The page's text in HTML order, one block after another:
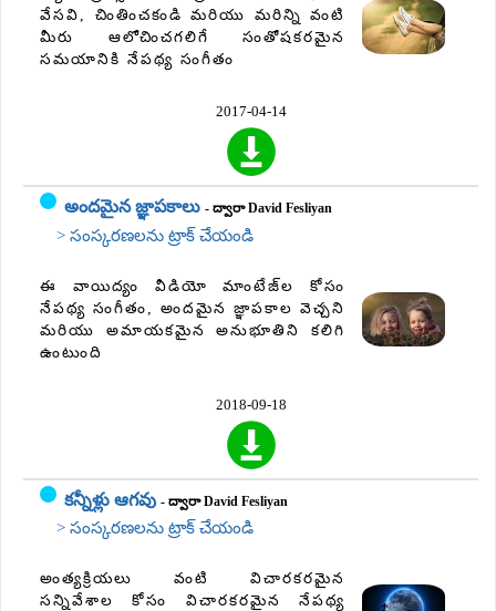
వేసవి, చింతించకండి మరియు మరిన్ని వంటి
మీరు ఆలోచించగలిగే సంతోషకరమైన
సమయానికి నేపథ్య సంగీతం
2017-04-14
అందమైన జ్ఞాపకాలు - ద్వారా David Fesliyan
> సంస్కరణలను ట్రాక్ చేయండి
ఈ వాయిద్యం వీడియో మాంటేజ్‌ల కోసం
నేపథ్య సంగీతం, అందమైన జ్ఞాపకాల వెచ్చని
మరియు అమాయకమైన అనుభూతిని కలిగి
ఉంటుంది
2018-09-18
కన్నీళ్లు ఆగవు - ద్వారా David Fesliyan
> సంస్కరణలను ట్రాక్ చేయండి
అంత్యక్రియలు వంటి విచారకరమైన
సన్నివేశాల కోసం విచారకరమైన నేపథ్య